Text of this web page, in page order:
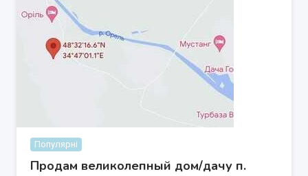
Популярні
Продам великолепный дом/дачу п.